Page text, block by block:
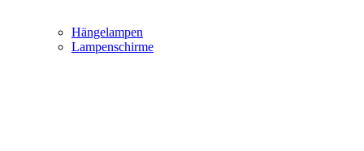
Hängelampen
Lampenschirme